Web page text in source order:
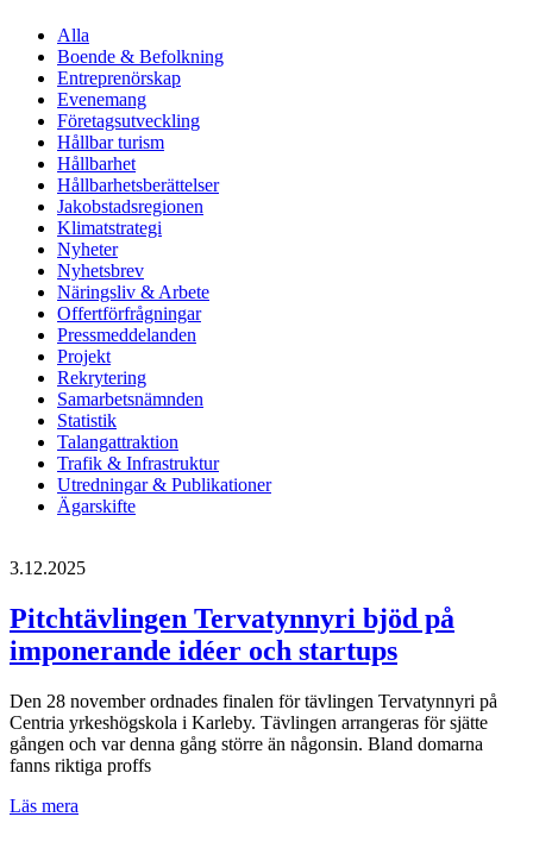
Alla
Boende & Befolkning
Entreprenörskap
Evenemang
Företagsutveckling
Hållbar turism
Hållbarhet
Hållbarhetsberättelser
Jakobstadsregionen
Klimatstrategi
Nyheter
Nyhetsbrev
Näringsliv & Arbete
Offertförfrågningar
Pressmeddelanden
Projekt
Rekrytering
Samarbetsnämnden
Statistik
Talangattraktion
Trafik & Infrastruktur
Utredningar & Publikationer
Ägarskifte
3.12.2025
Pitchtävlingen Tervatynnyri bjöd på
imponerande idéer och startups
Den 28 november ordnades finalen för tävlingen Tervatynnyri på
Centria yrkeshögskola i Karleby. Tävlingen arrangeras för sjätte
gången och var denna gång större än någonsin. Bland domarna
fanns riktiga proffs
Läs mera